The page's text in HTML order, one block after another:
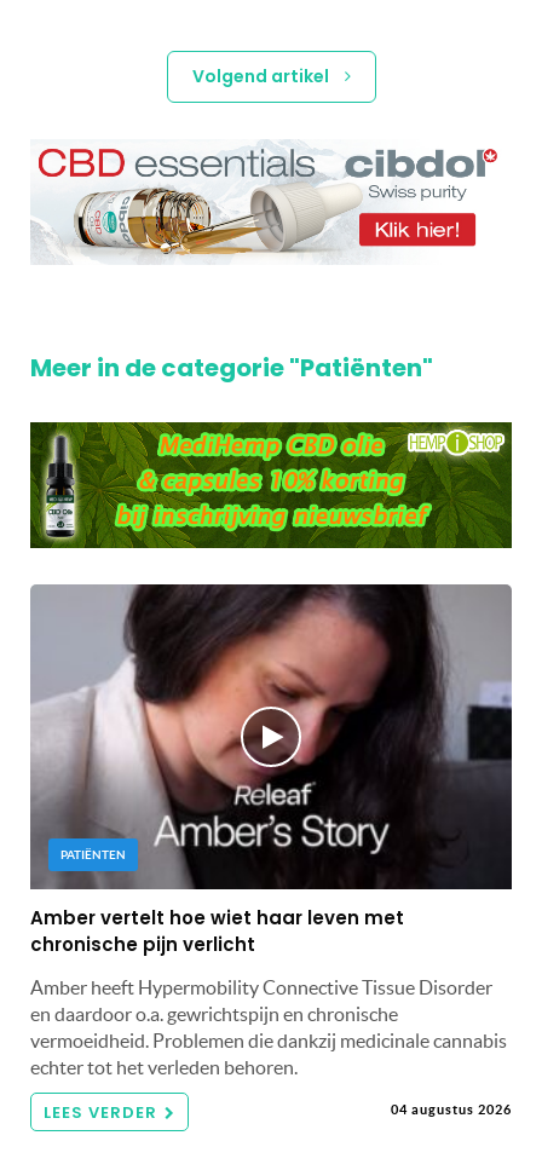
Volgend artikel
Meer in de categorie "Patiënten"
PATIËNTEN
Amber vertelt hoe wiet haar leven met
chronische pijn verlicht
Amber heeft Hypermobility Connective Tissue Disorder
en daardoor o.a. gewrichtspijn en chronische
vermoeidheid. Problemen die dankzij medicinale cannabis
echter tot het verleden behoren.
LEES VERDER 04 augustus 2026